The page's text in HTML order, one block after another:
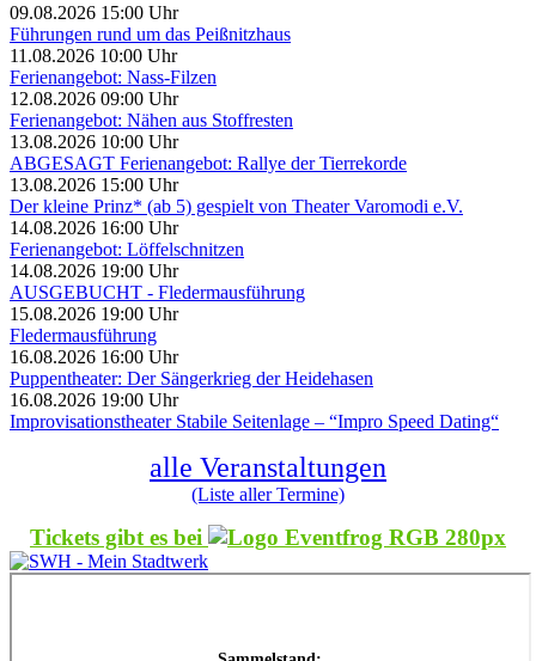
09.08.2026 15:00 Uhr
Führungen rund um das Peißnitzhaus
11.08.2026 10:00 Uhr
Ferienangebot: Nass-Filzen
12.08.2026 09:00 Uhr
Ferienangebot: Nähen aus Stoffresten
13.08.2026 10:00 Uhr
ABGESAGT Ferienangebot: Rallye der Tierrekorde
13.08.2026 15:00 Uhr
Der kleine Prinz* (ab 5) gespielt von Theater Varomodi e.V.
14.08.2026 16:00 Uhr
Ferienangebot: Löffelschnitzen
14.08.2026 19:00 Uhr
AUSGEBUCHT - Fledermausführung
15.08.2026 19:00 Uhr
Fledermausführung
16.08.2026 16:00 Uhr
Puppentheater: Der Sängerkrieg der Heidehasen
16.08.2026 19:00 Uhr
Improvisationstheater Stabile Seitenlage – “Impro Speed Dating“
alle Veranstaltungen
(Liste aller Termine)
Tickets gibt es bei